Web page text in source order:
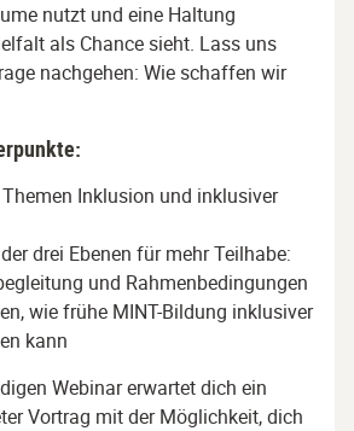
nutzt und eine Haltung
als Chance sieht. Lass uns
nachgehen: Wie schaffen wir
Inklusion und inklusiver
drei Ebenen für mehr Teilhabe:
und Rahmenbedingungen
wie frühe MINT-Bildung inklusiver
kann
Webinar erwartet dich ein
Vortrag mit der Möglichkeit, dich